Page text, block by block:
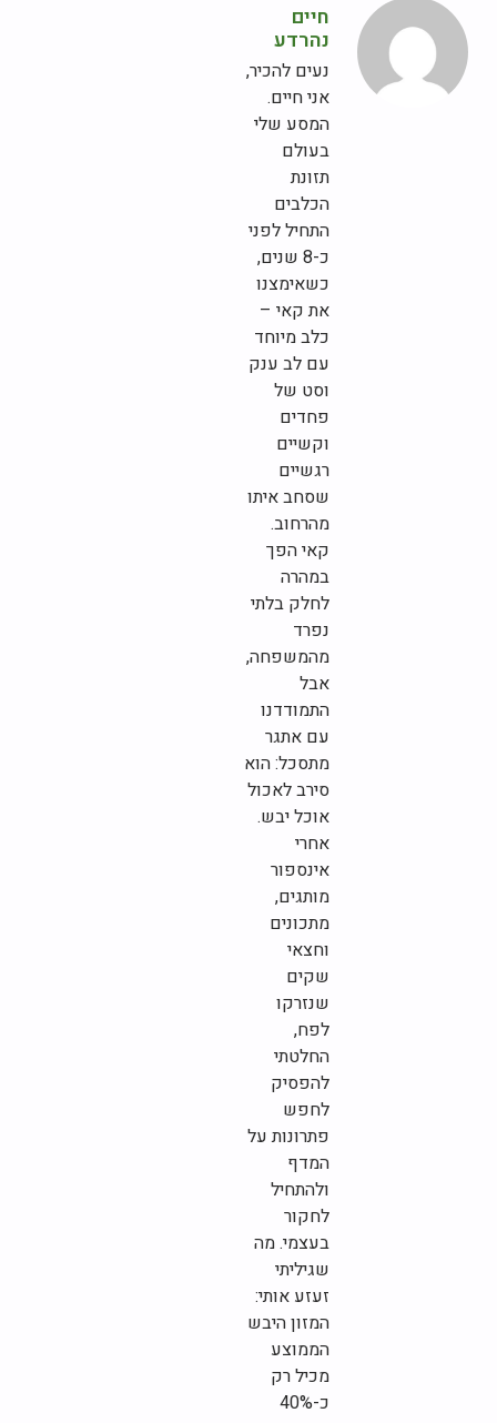
חיים
נהרדע
נעים להכיר,
אני חיים.
המסע שלי
בעולם
תזונת
הכלבים
התחיל לפני
כ-8 שנים,
כשאימצנו
את קאי –
כלב מיוחד
עם לב ענק
וסט של
פחדים
וקשיים
רגשיים
שסחב איתו
מהרחוב.
קאי הפך
במהרה
לחלק בלתי
נפרד
מהמשפחה,
אבל
התמודדנו
עם אתגר
מתסכל: הוא
סירב לאכול
אוכל יבש.
אחרי
אינספור
מותגים,
מתכונים
וחצאי
שקים
שנזרקו
לפח,
החלטתי
להפסיק
לחפש
פתרונות על
המדף
ולהתחיל
לחקור
בעצמי. מה
שגיליתי
זעזע אותי:
המזון היבש
הממוצע
מכיל רק
כ-40%